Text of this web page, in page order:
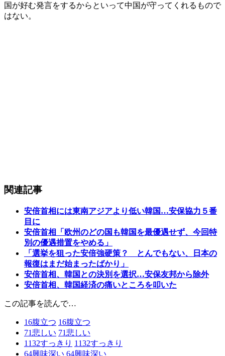
国が好む発言をするからといって中国が守ってくれるもので
はない。
関連記事
安倍首相には東南アジアより低い韓国…安保協力５番
目に
安倍首相「欧州のどの国も韓国を最優遇せず、今回特
別の優遇措置をやめる」
「選挙を狙った安倍強硬策？ とんでもない、日本の
報復はまだ始まったばかり」
安倍首相、韓国との決別を選択…安保友邦から除外
安倍首相、韓国経済の痛いところを叩いた
この記事を読んで…
16腹立つ 16腹立つ
71悲しい 71悲しい
1132すっきり 1132すっきり
64興味深い 64興味深い